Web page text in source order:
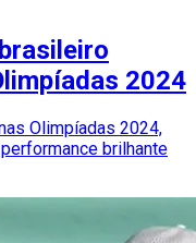
2024
Olimpíadas 2024,
brilhante